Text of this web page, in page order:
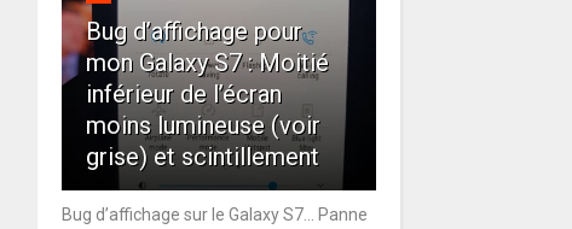
Bug d’affichage pour
mon Galaxy S7 : Moitié
inférieur de l’écran
moins lumineuse (voir
grise) et scintillement
Bug d’affichage sur le Galaxy S7… Panne